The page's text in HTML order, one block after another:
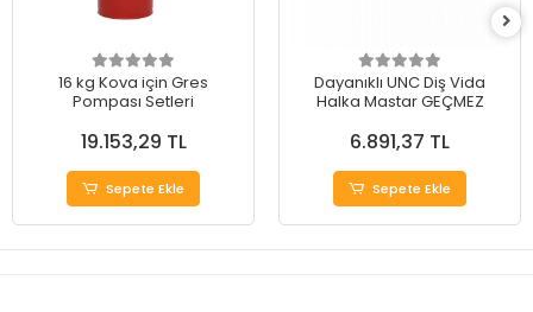
16 kg Kova için Gres
Pompası Setleri
19.153,29 TL
Sepete Ekle
Dayanıklı UNC Diş Vida
Halka Mastar GEÇMEZ
6.891,37 TL
Sepete Ekle